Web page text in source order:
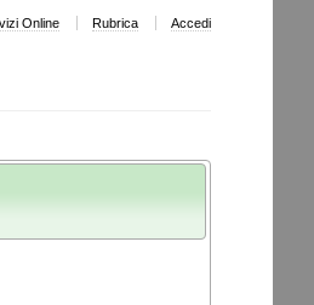
Online Rubrica Accedi